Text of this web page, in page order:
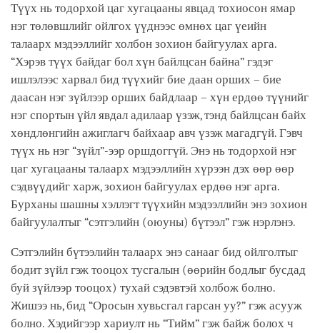
Түүх нь тодорхой цаг хугацааны явцад тохиосон ямар
нэг төлөвшлийг ойлгох үүднээс өмнөх цаг үеийн
талаарх мэдээллийг холбон зохион байгуулах арга.
“Хэрэв түүх байдаг бол хүн байлцсан байна” гэдэг
ишлэлээс харвал бид түүхийг бие даан орших – бие
даасан нэг зүйлээр орших байдлаар – хүн ердөө түүнийг
нэг спортын үйл явдал адилаар үзэж, тэнд байлцсан байх
хөндлөнгийн ажиглагч байхаар авч үзэж магадгүй. Гэвч
түүх нь нэг “зүйл”-ээр оршдоггүй. Энэ нь тодорхой нэг
цаг хугацааны талаарх мэдээллийн хүрээн дэх өөр өөр
сэдвүүдийг харж, зохион байгуулах ердөө нэг арга.
Бурханы шашны хэллэгт түүхийн мэдээллийн энэ зохион
байгуулалтыг “сэтгэлийн (оюуны) бүтээл” гэж нэрлэнэ.
Сэтгэлийн бүтээлийн талаарх энэ санааг бид ойлголтыг
бодит зүйл гэж тооцох тусгалын (өөрийн бодлыг бусдад
буй зүйлээр тооцох) тухай сэдэвтэй холбож болно.
Жишээ нь, бид “Оросын хувьсгал гарсан уу?” гэж асууж
болно. Хэдийгээр хариулт нь “Тийм” гэж байж болох ч